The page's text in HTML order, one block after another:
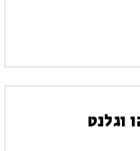
וגלנט